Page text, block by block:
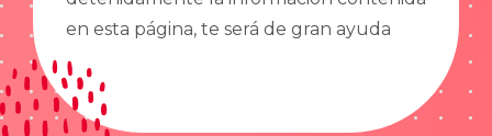
en esta página, te será de gran ayuda